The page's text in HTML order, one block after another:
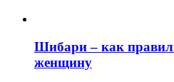
Шибари – как
женщину